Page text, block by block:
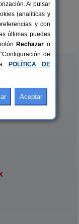
60 pers.
desde25 €
Al pulsar
(analíticas y
y con
últimas puedes
Rechazar o
de
POLÍTICA DE